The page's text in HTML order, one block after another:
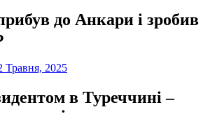
до Анкари і зробив
Травня, 2025
в Туреччині –